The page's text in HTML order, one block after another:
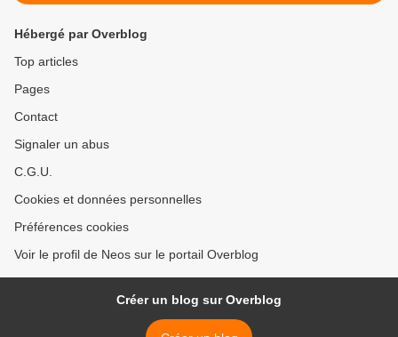
Hébergé par Overblog
Top articles
Pages
Contact
Signaler un abus
C.G.U.
Cookies et données personnelles
Préférences cookies
Voir le profil de Neos sur le portail Overblog
Créer un blog sur Overblog